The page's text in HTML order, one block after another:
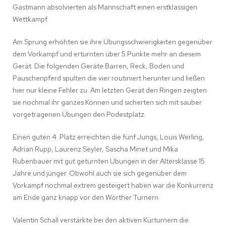
Gastmann absolvierten als Mannschaft einen erstklassigen
Wettkampf.
Am Sprung erhöhten sie ihre Übungsschwierigkeiten gegenüber
dem Vorkampf und erturnten über 5 Punkte mehr an diesem
Gerät. Die folgenden Geräte Barren, Reck, Boden und
Pauschenpferd spulten die vier routiniert herunter und ließen
hier nur kleine Fehler zu. Am letzten Gerät den Ringen zeigten
sie nochmal ihr ganzes Können und sicherten sich mit sauber
vorgetragenen Übungen den Podestplatz.
Einen guten 4. Platz erreichten die fünf Jungs, Louis Werling,
Adrian Rupp, Laurenz Seyler, Sascha Minet und Mika
Rubenbauer mit gut geturnten Übungen in der Altersklasse 15
Jahre und jünger. Obwohl auch sie sich gegenüber dem
Vorkampf nochmal extrem gesteigert haben war die Konkurrenz
am Ende ganz knapp vor den Wörther Turnern.
Valentin Schall verstärkte bei den aktiven Kürturnern die